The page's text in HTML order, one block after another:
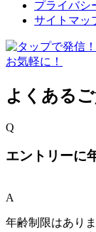
プライバシ
サイトマッ
よくある
Q
エントリーに
A
年齢制限はあり